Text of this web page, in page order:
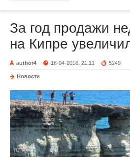
За год продажи
на Кипре
author4 16-04-2016, 21:11 5249
Новости